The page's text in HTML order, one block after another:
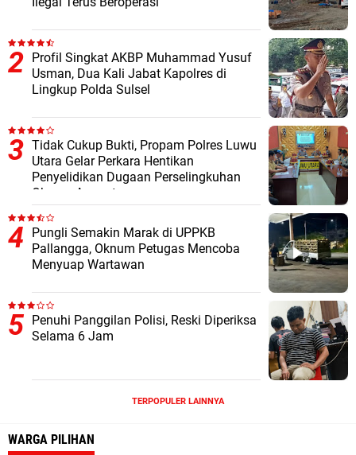
Profil Singkat AKBP Muhammad Yusuf
Usman, Dua Kali Jabat Kapolres di
Lingkup Polda Sulsel
Tidak Cukup Bukti, Propam Polres Luwu
Utara Gelar Perkara Hentikan
Penyelidikan Dugaan Perselingkuhan
Oknum Anggota
Pungli Semakin Marak di UPPKB
Pallangga, Oknum Petugas Mencoba
Menyuap Wartawan
Penuhi Panggilan Polisi, Reski Diperiksa
Selama 6 Jam
TERPOPULER LAINNYA
WARGA PILIHAN